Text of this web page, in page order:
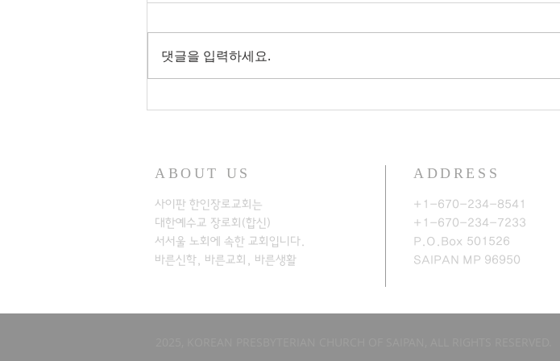
댓글을 입력하세요.
ABOUT US
사이판 한인장로교회는
대한예수교 장로회(합신)
서서울 노회에 속한 교회입니다.
바른신학, 바른교회, 바른생활
ADDRESS
+1-670-234-8541
+1-670-234-7233
P.O.Box 501526
SAIPAN MP 96950​